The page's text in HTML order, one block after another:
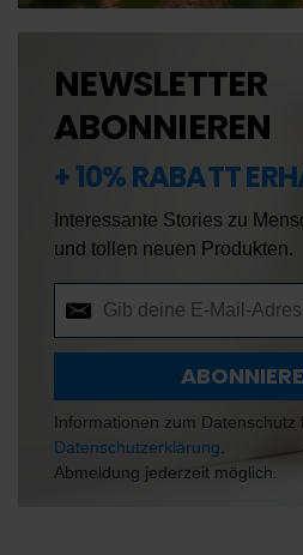
NEWSLETTER
ABONNIEREN
+ 10% RABATT
Interessante Stories zu
und tollen neuen Produkten.
Informationen zum Datenschutz
Datenschutzerklärung
Abmeldung jederzeit möglich.